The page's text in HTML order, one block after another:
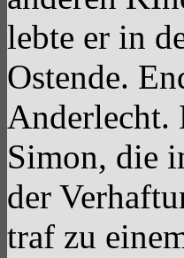
lebte er in
Ostende.
Anderlecht.
Simon, die
der
traf zu